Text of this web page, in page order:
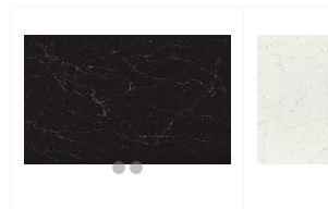
Изделия
Ширина, мм
Группа
Atmosfera